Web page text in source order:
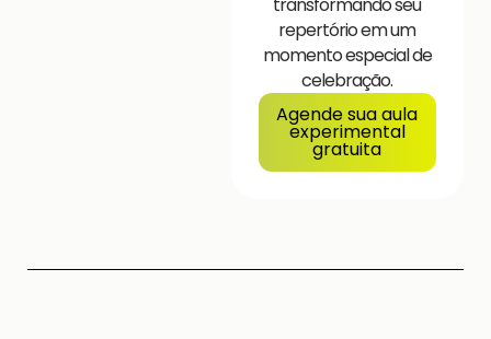
repertório em um
momento especial de
celebração.
Agende sua aula
experimental
gratuita